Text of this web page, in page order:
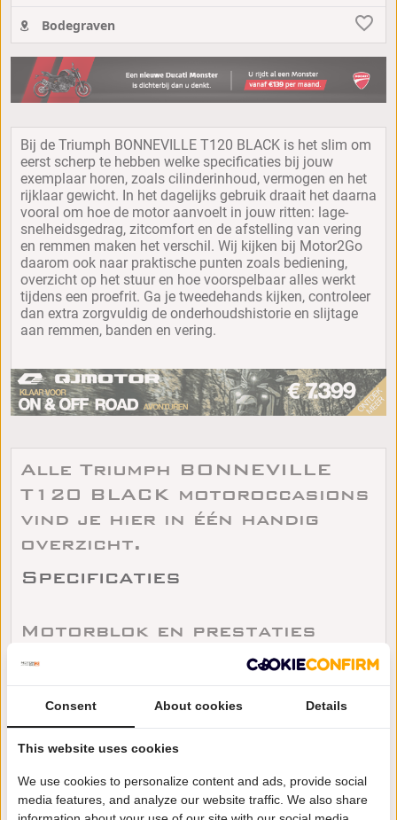
Bodegraven
Bij de Triumph BONNEVILLE T120 BLACK is het slim om
eerst scherp te hebben welke specificaties bij jouw
exemplaar horen, zoals cilinderinhoud, vermogen en het
rijklaar gewicht. In het dagelijks gebruik draait het daarna
vooral om hoe de motor aanvoelt in jouw ritten: lage-
snelheidsgedrag, zitcomfort en de afstelling van vering
en remmen maken het verschil. Wij kijken bij Motor2Go
daarom ook naar praktische punten zoals bediening,
overzicht op het stuur en hoe voorspelbaar alles werkt
tijdens een proefrit. Ga je tweedehands kijken, controleer
dan extra zorgvuldig de onderhoudshistorie en slijtage
aan remmen, banden en vering.
Alle Triumph BONNEVILLE
T120 BLACK motoroccasions
vind je hier in één handig
overzicht.
Specificaties
Motorblok en prestaties
Bij een Triumph BONNEVILLE T120 BLACK wil je de
technische basis van het specifieke exemplaar goed
vastleggen. Denk aan gegevens zoals aantal
cilinders, cilinderinhoud, vermogen en eventueel
maar kijk vooral ook hoe het motorblok zich
gedraagt: start hij koud netjes, loopt hij stabiel
Consent About cookies Details
This website uses cookies
We use cookies to personalize content and ads, provide social
media features, and analyze our website traffic. We also share